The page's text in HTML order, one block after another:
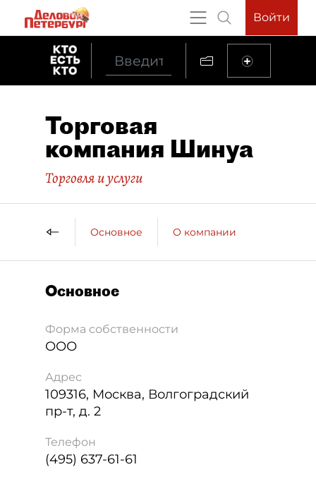
Войти
Торговая
компания Шинуа
Торговля и услуги
Основное О компании
Основное
Форма собственности
ООО
Адрес
109316, Москва, Волгоградский
пр-т, д. 2
Телефон
(495) 637-61-61